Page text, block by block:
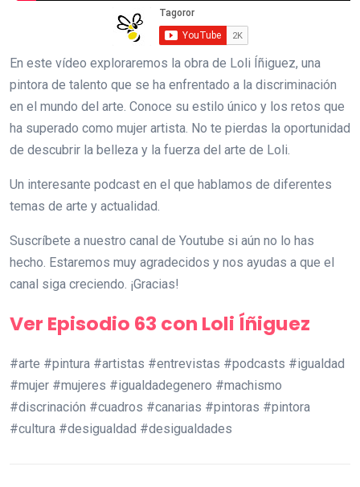
En este vídeo exploraremos la obra de Loli Íñiguez, una
pintora de talento que se ha enfrentado a la discriminación
en el mundo del arte. Conoce su estilo único y los retos que
ha superado como mujer artista. No te pierdas la oportunidad
de descubrir la belleza y la fuerza del arte de Loli.
Un interesante podcast en el que hablamos de diferentes
temas de arte y actualidad.
Suscríbete a nuestro canal de Youtube si aún no lo has
hecho. Estaremos muy agradecidos y nos ayudas a que el
canal siga creciendo. ¡Gracias!
Ver Episodio 63 con Loli Íñiguez
#arte #pintura #artistas #entrevistas #podcasts #igualdad
#mujer #mujeres #igualdadegenero #machismo
#discrinación #cuadros #canarias #pintoras #pintora
#cultura #desigualdad #desigualdades